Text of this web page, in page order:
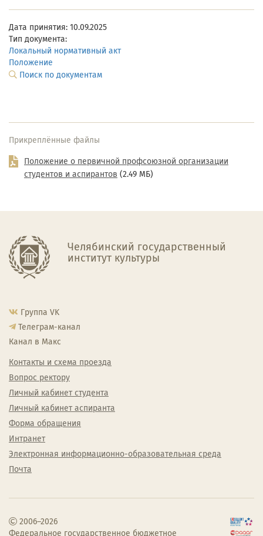
Дата принятия: 10.09.2025
Тип документа:
Локальный нормативный акт
Положение
Поиск по документам
Прикреплённые файлы
Положение о первичной профсоюзной организации
студентов и аспирантов (2.49 МБ)
Челябинский государственный
институт культуры
Группа VK
Телеграм-канал
Канал в Макс
Контакты и схема проезда
Вопрос ректору
Личный кабинет студента
Личный кабинет аспиранта
Форма обращения
Интранет
Электронная информационно-образовательная среда
Почта
2006–2026
Федеральное государственное бюджетное